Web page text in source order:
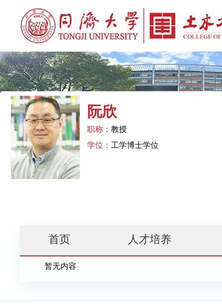
阮欣
职称：教授
学位：工学博士学位
首页 人才培养
暂无内容